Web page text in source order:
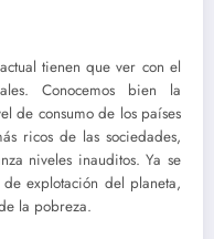
tienen que ver con el
Conocemos bien la
de consumo de los países
ricos de las sociedades,
niveles inauditos. Ya se
explotación del planeta,
la pobreza.